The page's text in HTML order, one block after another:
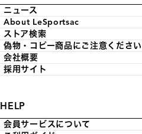
ニュース
About LeSportsac
ストア検索
偽物・コピー商品にご注意ください
会社概要
採用サイト
HELP
会員サービスについて